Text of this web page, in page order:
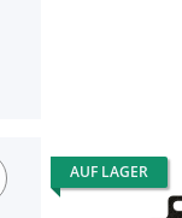
AUF LAGER